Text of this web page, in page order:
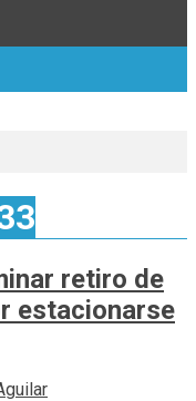
retiro de
estacionarse